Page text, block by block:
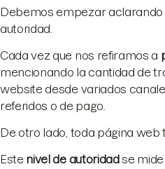
Debemos empezar
autoridad.
Cada vez que nos refiramos a
mencionando la cantidad de
website desde variados
referidos o de pago.
De otro lado, toda página web
Este nivel de autoridadse mide